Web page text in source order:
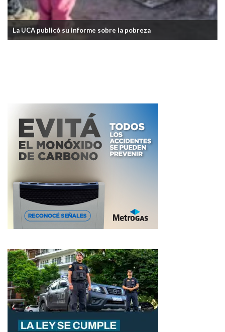
La UCA publicó su informe sobre la pobreza